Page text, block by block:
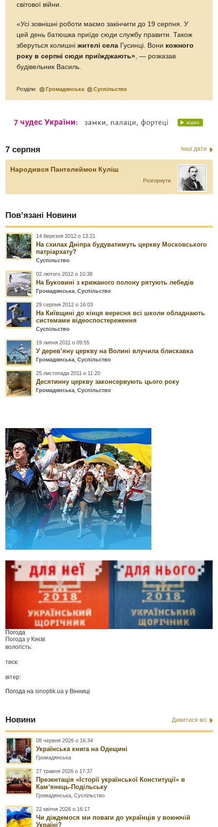
світової війни.
«Усі зовнішні роботи маємо закінчити до 19 серпня. У
цей день батюшка приїде сюди службу правити. Також
зберуться колишніжителі села Гусинці. Вони кожного
року в серпні сюди приїжджають» , — розказав
будівельник Василь.
Розділи: Громадянська Суспільство
7 серпня Інші дати
Народився Пантелеймон Куліш
Розгорнути
Пов’язані Новини
14 березня 2012 о 13:21
На схилах Дніпра будуватимуть церкву Московського
патріархату?
Суспільство
02 лютого 2012 о 10:38
На Буковині з крижаного полону рятують лебедів
Громадянська ,Суспільство
29 серпня 2012 о 16:03
На Київщині до кінця вересня всі школи обладнають
системами відеоспостереження
Суспільство
19 липня 2011 о 09:55
У дерев’яну церкву на Волині влучила блискавка
Громадянська ,Суспільство
25 листопада 2011 о 11:20
Десятинну церкву законсервують цього року
Громадянська ,Суспільство
Погода
Погода у Києві
вологість:
тиск:
вітер:
Погода наsinoptik.ua у Вінниці
Новини Дивитися всі
08 червня 2026 о 16:34
Українська книга на Одещині
Громадянська
27 травня 2026 о 17:37
Презентація «Історії української Конституції» в
Камʼянець-Подільську
Громадянська ,Суспільство
22 квітня 2026 о 16:17
Чи діждемося ми поваги до українців у воюючій
Україні?